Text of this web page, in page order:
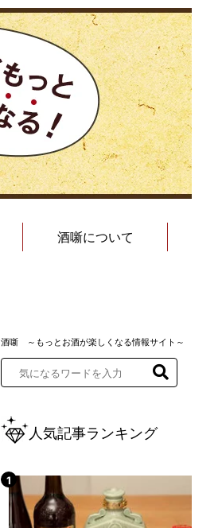
酒噺について
酒噺 ～もっとお酒が楽しくなる情報サイト～
人気記事ランキング